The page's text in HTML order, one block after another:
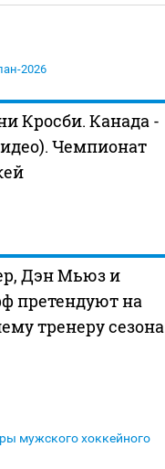
2026
Кросби. Канада -
Чемпионат
Дэн Мьюз и
претендуют на
тренеру сезона
мужского хоккейного